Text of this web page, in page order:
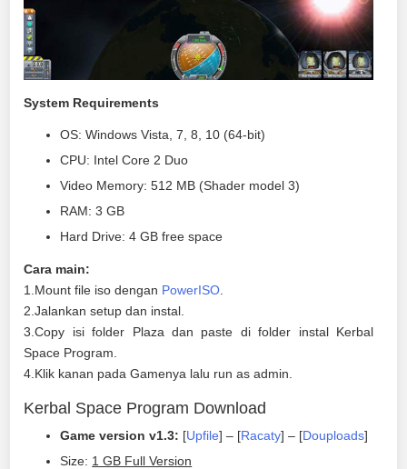
System Requirements
OS: Windows Vista, 7, 8, 10 (64-bit)
CPU: Intel Core 2 Duo
Video Memory: 512 MB (Shader model 3)
RAM: 3 GB
Hard Drive: 4 GB free space
Cara main:
1.Mount file iso dengan PowerISO
2.Jalankan setup dan instal.
3.Copy isi folder Plaza dan paste di folder instal Kerbal
Space Program.
4.Klik kanan pada Gamenya lalu run as admin.
Kerbal Space Program Download
Game versionv1.3: [Upfile] – [Racaty] – [Douploads]
Size: 1 GB Full Version